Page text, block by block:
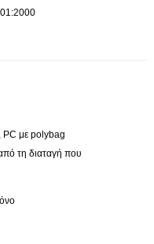
PC με polybag
τη διαταγή που